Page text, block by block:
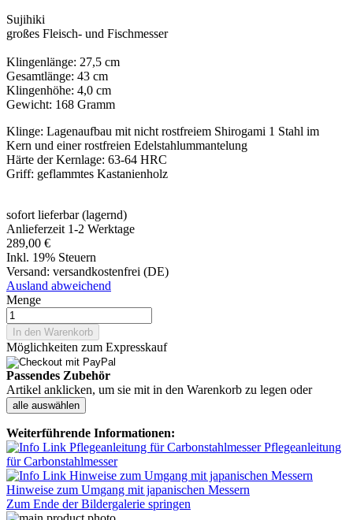
Sujihiki
großes Fleisch- und Fischmesser
Klingenlänge: 27,5 cm
Gesamtlänge: 43 cm
Klingenhöhe: 4,0 cm
Gewicht: 168 Gramm
Klinge: Lagenaufbau mit nicht rostfreiem Shirogami 1 Stahl im
Kern und einer rostfreien Edelstahlummantelung
Härte der Kernlage: 63-64 HRC
Griff: geflammtes Kastanienholz
sofort lieferbar (lagernd)
Anlieferzeit 1-2 Werktage
289,00 €
Inkl. 19% Steuern
Versand: versandkostenfrei (DE)
Ausland abweichend
Menge
In den Warenkorb
Möglichkeiten zum Expresskauf
Passendes Zubehör
Artikel anklicken, um sie mit in den Warenkorb zu legen oder
alle auswählen
Weiterführende Informationen:
Pflegeanleitung
für Carbonstahlmesser
Hinweise zum Umgang mit japanischen Messern
Zum Ende der Bildergalerie springen